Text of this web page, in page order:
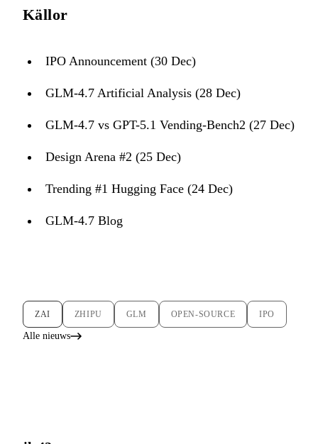
Källor
IPO Announcement (30 Dec)
GLM-4.7 Artificial Analysis (28 Dec)
GLM-4.7 vs GPT-5.1 Vending-Bench2 (27 Dec)
Design Arena #2 (25 Dec)
Trending #1 Hugging Face (24 Dec)
GLM-4.7 Blog
ZAI ZHIPU GLM OPEN-SOURCE IPO
Alle nieuws